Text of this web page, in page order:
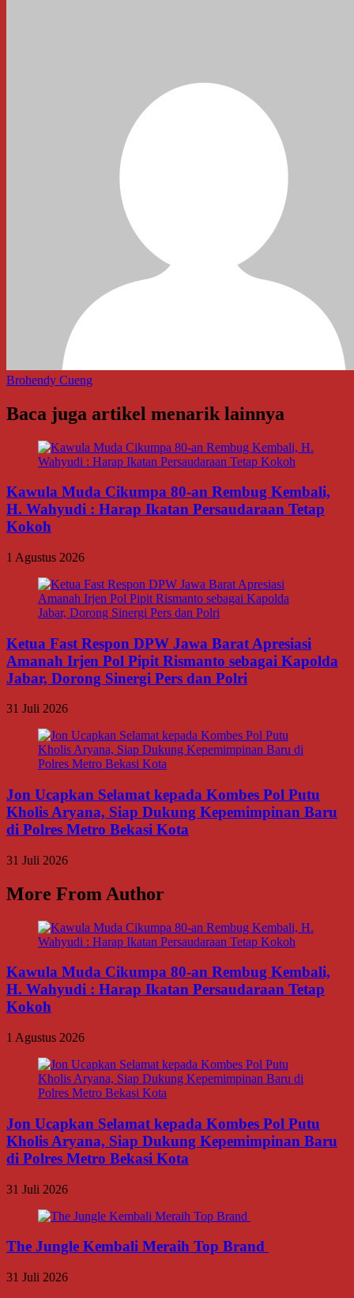
Brohendy Cueng
Baca juga artikel menarik lainnya
Kawula Muda Cikumpa 80-an Rembug Kembali,
H. Wahyudi : Harap Ikatan Persaudaraan Tetap
Kokoh
1 Agustus 2026
Ketua Fast Respon DPW Jawa Barat Apresiasi
Amanah Irjen Pol Pipit Rismanto sebagai Kapolda
Jabar, Dorong Sinergi Pers dan Polri
31 Juli 2026
Jon Ucapkan Selamat kepada Kombes Pol Putu
Kholis Aryana, Siap Dukung Kepemimpinan Baru
di Polres Metro Bekasi Kota
31 Juli 2026
More From Author
Kawula Muda Cikumpa 80-an Rembug Kembali,
H. Wahyudi : Harap Ikatan Persaudaraan Tetap
Kokoh
1 Agustus 2026
Jon Ucapkan Selamat kepada Kombes Pol Putu
Kholis Aryana, Siap Dukung Kepemimpinan Baru
di Polres Metro Bekasi Kota
31 Juli 2026
The Jungle Kembali Meraih Top Brand
31 Juli 2026